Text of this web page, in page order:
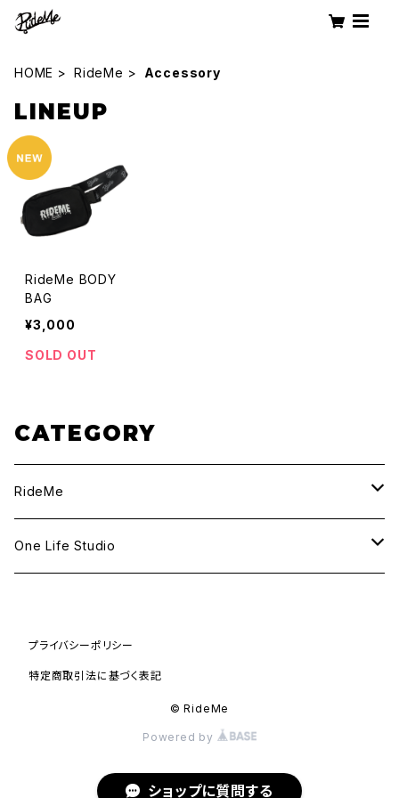
HOME RideMe Accessory
LINEUP
RideMe BODY
BAG
¥3,000
SOLD OUT
CATEGORY
RideMe
SPECIAL BAG2026
LONG TEE
One Life Studio
プライバシーポリシー
特定商取引法に基づく表記
© RideMe
Powered by
ショップに質問する